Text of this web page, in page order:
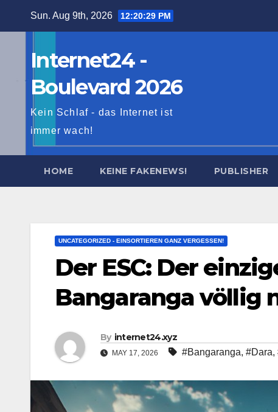
Sun. Aug 9th, 2026 12:20:30 PM
Internet24 -
Boulevard 2026
Kein Schlaf - das Internet ist
immer wach!
HOME KEINE FAKENEWS! PUBLISHER
UNCATEGORIZED - EINSORTIEREN GANZ VERGESSEN!
Der ESC: Der
Bangaranga völlig
By internet24.xyz
MAY 17, 2026 #Bangaranga, #Dara,